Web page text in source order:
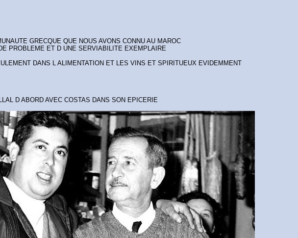
GRECQUE QUE NOUS AVONS CONNU AU MAROC
PROBLEME ET D UNE SERVIABILITE EXEMPLAIRE
DANS L ALIMENTATION ET LES VINS ET SPIRITUEUX EVIDEMMENT
D ABORD AVEC COSTAS DANS SON EPICERIE